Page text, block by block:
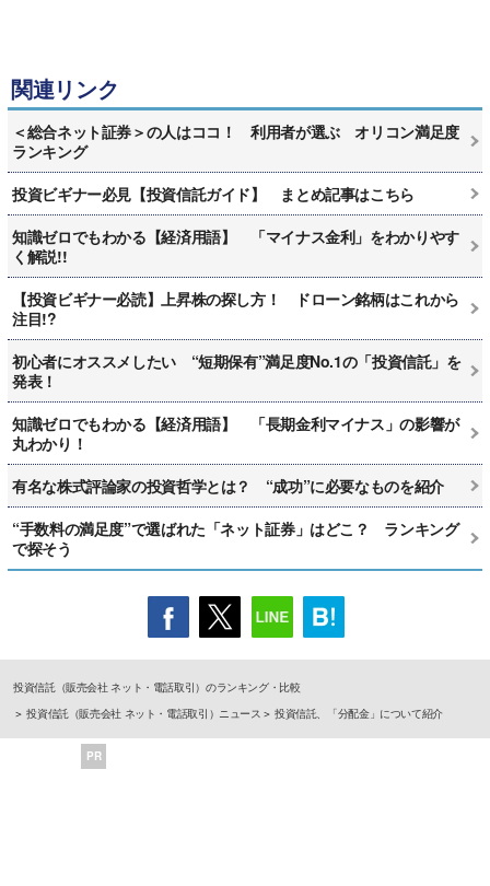
関連リンク
＜総合ネット証券＞の人はココ！ 利用者が選ぶ オリコン満足度
ランキング
投資ビギナー必見【投資信託ガイド】 まとめ記事はこちら
知識ゼロでもわかる【経済用語】 「マイナス金利」をわかりやす
く解説!!
【投資ビギナー必読】上昇株の探し方！ ドローン銘柄はこれから
注目!?
初心者にオススメしたい “短期保有”満足度No.1の「投資信託」を
発表！
知識ゼロでもわかる【経済用語】 「長期金利マイナス」の影響が
丸わかり！
有名な株式評論家の投資哲学とは？ “成功”に必要なものを紹介
“手数料の満足度”で選ばれた「ネット証券」はどこ？ ランキング
で探そう
投資信託（販売会社 ネット・電話取引）のランキング・比較
投資信託（販売会社 ネット・電話取引）ニュース
投資信託、「分配金」について紹介
PR